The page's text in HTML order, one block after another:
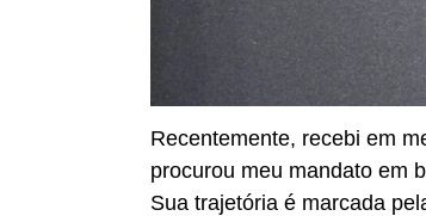
Recentemente, recebi em
procurou meu mandato em
Sua trajetória é marcada